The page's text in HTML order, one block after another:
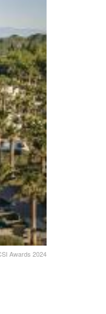
Awards 2024